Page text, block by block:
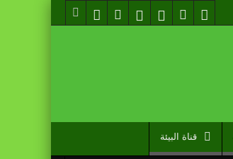
قناة البيئة